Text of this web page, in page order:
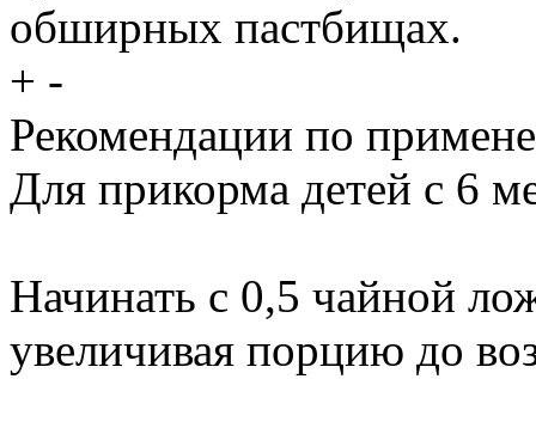
обширных пастбищах.
+ -
Рекомендации по
Для прикорма детей с 6
Начинать с 0,5 чайной
увеличивая порцию до